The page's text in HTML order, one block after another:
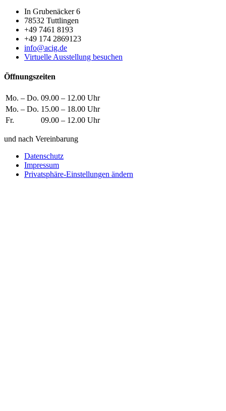
In Grubenäcker 6
78532 Tuttlingen
+49 7461 8193
+49 174 2869123
info@acig.de
Virtuelle Ausstellung besuchen
Öffnungszeiten
Mo. – Do. 09.00 – 12.00 Uhr
Mo. – Do. 15.00 – 18.00 Uhr
Fr.
09.00 – 12.00 Uhr
und nach Vereinbarung
Datenschutz
Impressum
Privatsphäre-Einstellungen ändern